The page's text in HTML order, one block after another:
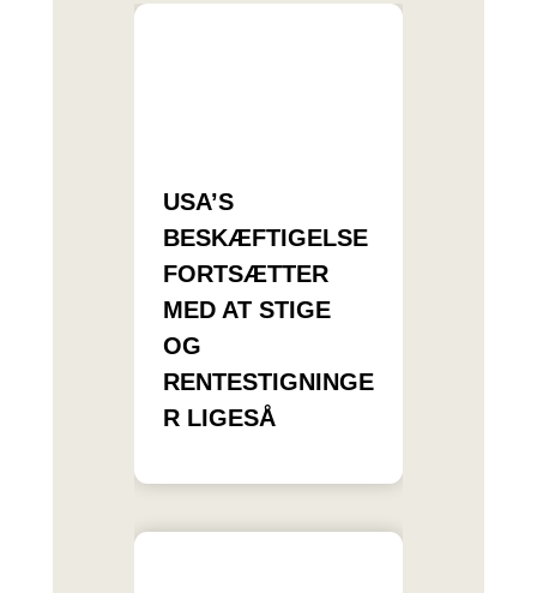
USA’S
BESKÆFTIGELSE
FORTSÆTTER
MED AT STIGE
OG
RENTESTIGNINGE
R LIGESÅ